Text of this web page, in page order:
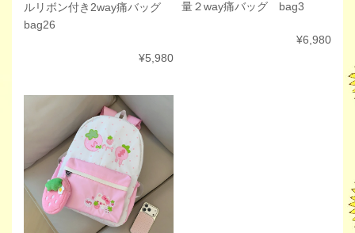
ルリボン付き2way痛バッグ
bag26
¥5,980
量２way痛バッグ bag3
¥6,980